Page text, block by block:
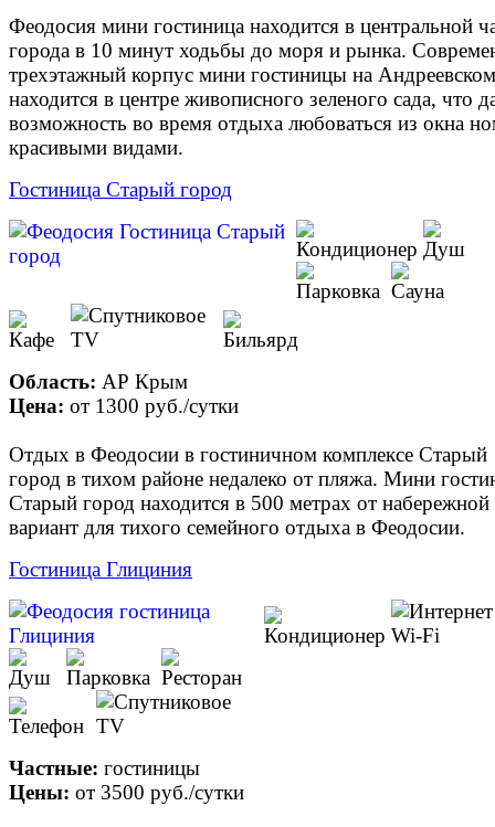
Феодосия мини гостиница находится в центральной
города в 10 минут ходьбы до моря и рынка.
трехэтажный корпус мини гостиницы на Андреевском
находится в центре живописного зеленого сада, что
возможность во время отдыха любоваться из окна
красивыми видами.
Гостиница Старый город
Область: АР Крым
Цена: от 1300 руб./сутки
Отдых в Феодосии в гостиничном комплексе Старый
город в тихом районе недалеко от пляжа. Мини
Старый город находится в 500 метрах от набережной
вариант для тихого семейного отдыха в Феодосии.
Гостиница Глициния
Частные: гостиницы
Цены: от 3500 руб./сутки